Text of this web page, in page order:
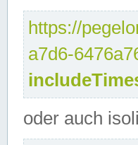
https://
a7d6-
oder auch